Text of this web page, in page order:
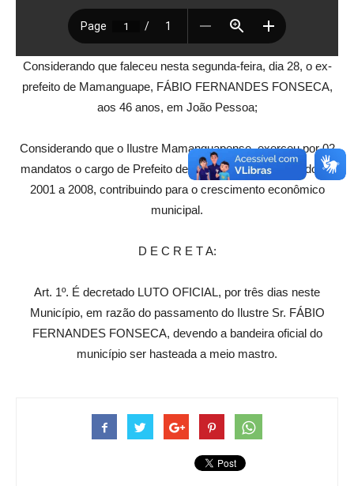
Considerando que faleceu nesta segunda-feira, dia 28, o ex-
prefeito de Mamanguape, FÁBIO FERNANDES FONSECA,
aos 46 anos, em João Pessoa;
Considerando que o Ilustre Mamanguapense, exerceu por 02
mandatos o cargo de Prefeito deste Município, no período de
2001 a 2008, contribuindo para o crescimento econômico
municipal.
D E C R E T A:
Art. 1º. É decretado LUTO OFICIAL, por três dias neste
Município, em razão do passamento do Ilustre Sr. FÁBIO
FERNANDES FONSECA, devendo a bandeira oficial do
município ser hasteada a meio mastro.